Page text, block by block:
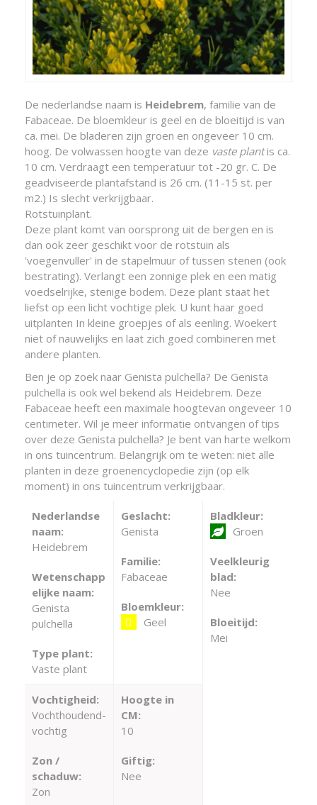
De nederlandse naam is Heidebrem, familie van de
Fabaceae. De bloemkleur is geel en de bloeitijd is van
ca. mei. De bladeren zijn groen en ongeveer 10 cm.
hoog. De volwassen hoogte van deze vaste plantis ca.
10 cm. Verdraagt een temperatuur tot -20 gr. C. De
geadviseerde plantafstand is 26 cm. (11-15 st. per
m2.) Is slecht verkrijgbaar.
Rotstuinplant.
Deze plant komt van oorsprong uit de bergen en is
dan ook zeer geschikt voor de rotstuin als
'voegenvuller' in de stapelmuur of tussen stenen (ook
bestrating). Verlangt een zonnige plek en een matig
voedselrijke, stenige bodem. Deze plant staat het
liefst op een licht vochtige plek. U kunt haar goed
uitplanten In kleine groepjes of als eenling. Woekert
niet of nauwelijks en laat zich goed combineren met
andere planten.
Ben je op zoek naar Genista pulchella? De Genista
pulchella is ook wel bekend als Heidebrem. Deze
Fabaceae heeft een maximale hoogtevan ongeveer 10
centimeter. Wil je meer informatie ontvangen of tips
over deze Genista pulchella? Je bent van harte welkom
in ons tuincentrum. Belangrijk om te weten: niet alle
planten in deze groenencyclopedie zijn (op elk
moment) in ons tuincentrum verkrijgbaar.
Nederlandse
naam:
Heidebrem
Wetenschapp
elijke naam:
Genista
pulchella
Type plant:
Vaste plant
Geslacht:
Genista
Familie:
Fabaceae
Bloemkleur:
Geel
Bladkleur:
Groen
Veelkleurig
blad:
Nee
Bloeitijd:
Mei
Vochtigheid:
Vochthoudend-
vochtig
Zon /
schaduw:
Zon
Hoogte in
CM:
10
Giftig:
Nee